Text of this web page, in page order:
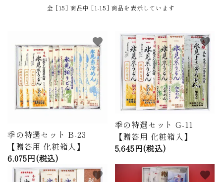
商品から探す
価格から探す
ご利用ガイド
特定商取引法について
お問い合わせ
全 [15] 商品中 [1-15] 商品を表示しています
季の特選セット B-23
【贈答用 化粧箱入】
6,075円(税込)
favorite
季の特選セット G-11
【贈答用 化粧箱入】
5,645円(税込)
favorite
favorite favorite